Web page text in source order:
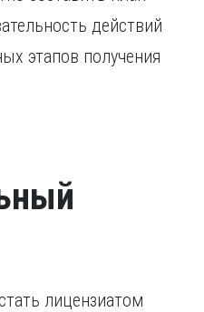
действий
этапов получения
лицензиатом